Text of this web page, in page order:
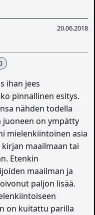
20.06.2018
ihan jees
pinnallinen esitys.
nähden todella
on ympätty
mielenkiintoinen asia
maailmaan tai
Etenkin
maailman ja
paljon lisää.
on kuitattu parilla